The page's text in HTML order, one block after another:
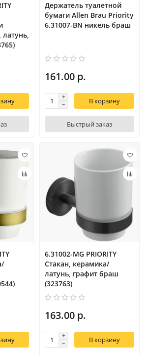
Держатель туалетной
бумаги Allen Brau Priority
6.31007-BN никель браш
161.00 р.
В корзину
Быстрый заказ
6.31002-MG PRIORITY
Стакан, керамика/
латунь, графит браш
(323763)
163.00 р.
В корзину